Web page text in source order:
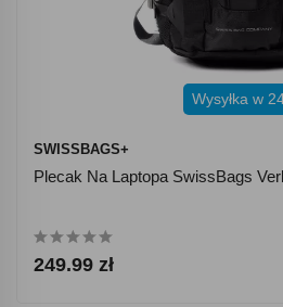
Wysyłka w
SWISSBAGS+
Plecak Na Laptopa SwissBags
249.99 zł